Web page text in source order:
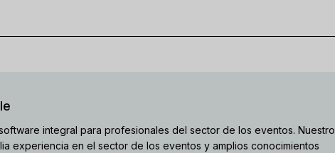
integral para profesionales del sector de los eventos. Nuestro
experiencia en el sector de los eventos y amplios conocimientos